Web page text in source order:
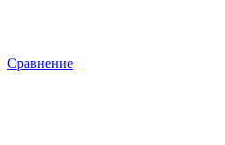
Сравнение